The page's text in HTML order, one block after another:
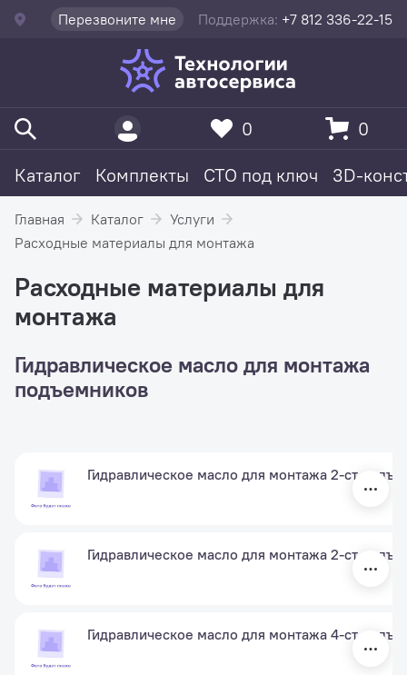
Перезвоните мне Поддержка: +7 812 336-22-15
Каталог Комплекты СТО под ключ 3D-
0 0
Главная Каталог
Услуги
Расходные материалы для монтажа
Расходные материалы для
монтажа
Гидравлическое масло для монтажа
подъемников
Гидравлическое масло для монтажа 2-ст
Гидравлическое масло для монтажа 2-ст
Гидравлическое масло для монтажа 4-ст